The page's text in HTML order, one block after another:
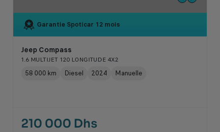
Garantie Spoticar 12 mois
Jeep Compass
1.6 MULTIJET 120 LONGITUDE 4X2
58 000 km Diesel 2024 Manuelle
210 000 Dhs